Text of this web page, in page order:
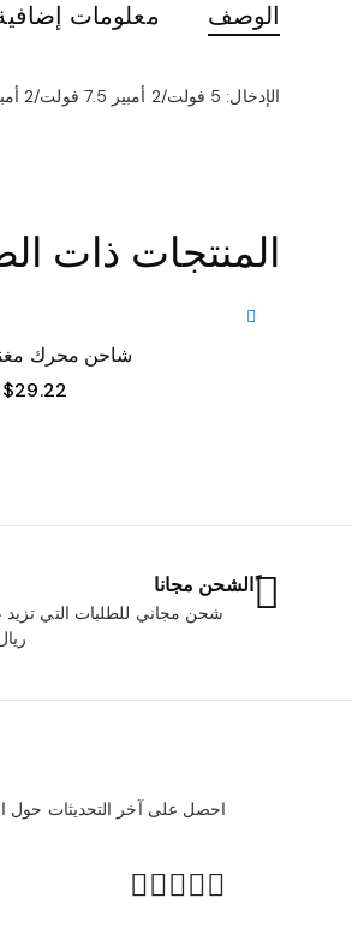
الوصف معلومات
الإدخال: 5 فولت/2 أمبير 7.5 فولت/2 أمبير 9 فولت/2 أمبير الإخراج: 5 فولت/1 أمبير 7.5 فولت/1 أمبير 9 فولت/1 أمبير
المنتجات ذات
شاحن محرك
$29.22
ًالشحن مجانا
احصل على آخر التحديثات حول